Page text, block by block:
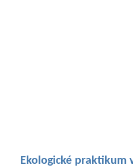
Ekologické praktikum